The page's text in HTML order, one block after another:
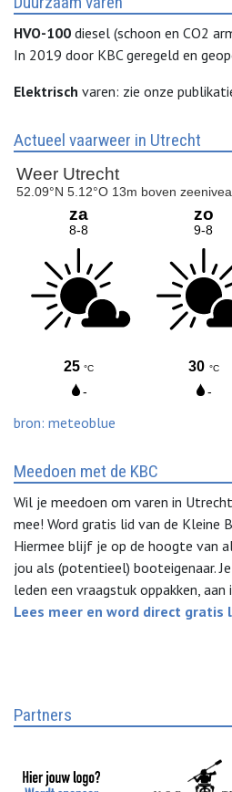
HVO-100 diesel (schoon en CO2
In 2019 door KBC geregeld en
Elektrisch varen: zie onze
Actueel vaarweer in Utrecht
bron: meteoblue
Meedoen met de KBC
Wil je meedoen om varen in
mee! Word gratis lid van de Kleine
Hiermee blijf je op de hoogte van
jou als (potentieel) booteigenaar.
leden een vraagstuk oppakken, aan
Lees meer en word direct gratis
Partners